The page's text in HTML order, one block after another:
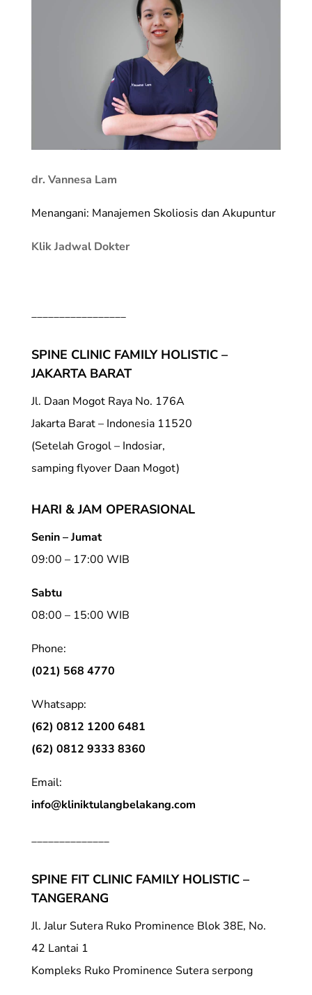
dr. Vannesa Lam
Menangani: Manajemen Skoliosis dan Akupuntur
Klik Jadwal Dokter
_________________
SPINE CLINIC FAMILY HOLISTIC –
JAKARTA BARAT
Jl. Daan Mogot Raya No. 176A
Jakarta Barat – Indonesia 11520
(Setelah Grogol – Indosiar,
samping flyover Daan Mogot)
HARI & JAM OPERASIONAL
Senin – Jumat
09:00 – 17:00 WIB
Sabtu
08:00 – 15:00 WIB
Phone:
(021) 568 4770
Whatsapp:
(62) 0812 1200 6481
(62) 0812 9333 8360
Email:
info@kliniktulangbelakang.com
______________
SPINE FIT CLINIC FAMILY HOLISTIC –
TANGERANG
Jl. Jalur Sutera Ruko Prominence Blok 38E, No.
42 Lantai 1
Kompleks Ruko Prominence Sutera serpong